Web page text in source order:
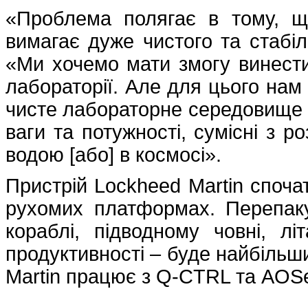
«Проблема полягає в тому,
вимагає дуже чистого та
«Ми хочемо мати змогу
лабораторії. Але для цього
чисте лабораторне середовище
ваги та потужності, сумісні з
водою [або] в космосі».
Пристрій Lockheed Martin
рухомих платформах.
кораблі, підводному човні,
продуктивності – буде
Martin працює з Q-CTRL та